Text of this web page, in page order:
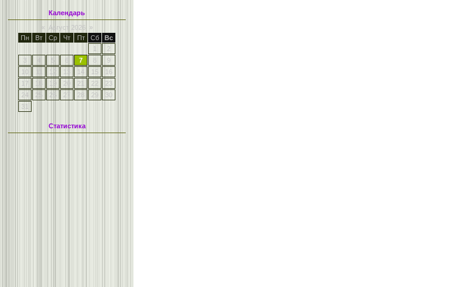
Календарь
«
Август 2026
»
Пн
Вт Ср Чт Пт Сб
Вс
1
2
3
4 5 6 7 8
9
10
11 12 13 14 15
16
17
18 19 20 21 22
23
24
25 26 27 28 29
30
31
Статистика